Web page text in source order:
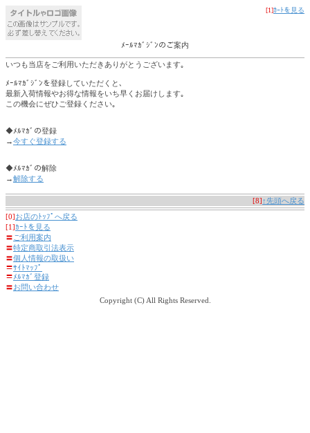
[1]ｶｰﾄを見る
ﾒｰﾙﾏｶﾞｼﾞﾝのご案内
いつも当店をご利用いただきありがとうございます｡
ﾒｰﾙﾏｶﾞｼﾞﾝを登録していただくと､
最新入荷情報やお得な情報をいち早くお届けします｡
この機会にぜひご登録ください｡
◆ﾒﾙﾏｶﾞの登録
→今すぐ登録する
◆ﾒﾙﾏｶﾞの解除
→解除する
[8]↑先頭へ戻る
[0]お店のﾄｯﾌﾟへ戻る
[1]ｶｰﾄを見る
〓 ご利用案内
〓特定商取引法表示
〓個人情報の取扱い
〓ｻｲﾄﾏｯﾌﾟ
〓ﾒﾙﾏｶﾞ登録
〓お問い合わせ
Copyright (C) All Rights Reserved.